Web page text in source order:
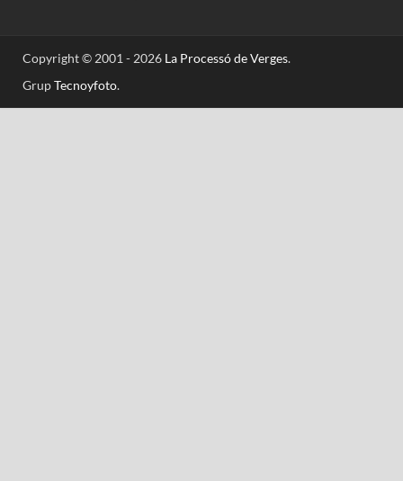
Copyright © 2001 - 2026 La Processó de Verges.
GrupTecnoyfoto.